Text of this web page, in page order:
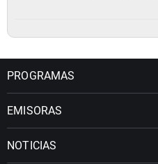
PROGRAMAS
EMISORAS
NOTICIAS